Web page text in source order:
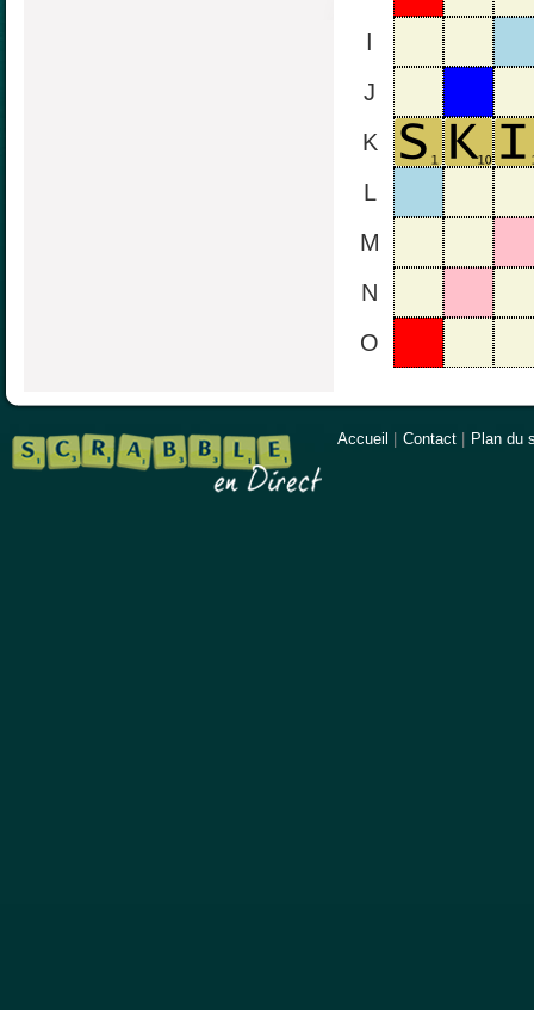
I
J
K
L
M
N
O
Accueil Contact Plan du